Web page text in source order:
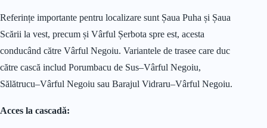
Referințe importante pentru localizare sunt Șaua Puha și Șaua
Scării la vest, precum și Vârful Șerbota spre est, acesta
conducând către Vârful Negoiu. Variantele de trasee care duc
către cască includ Porumbacu de Sus–Vârful Negoiu,
Sălătrucu–Vârful Negoiu sau Barajul Vidraru–Vârful Negoiu.
Acces la cascadă: